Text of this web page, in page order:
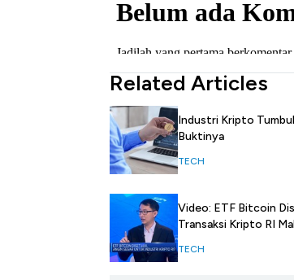
Related Articles
Industri Kripto
Buktinya
TECH
Video: ETF Bitcoin
Transaksi Kripto RI
TECH